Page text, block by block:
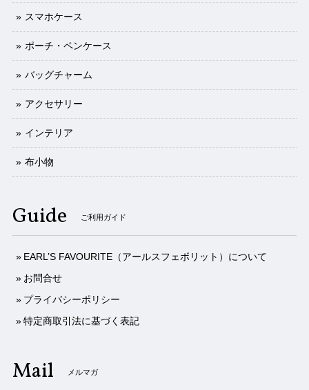
スマホケース
ポーチ・ペンケース
バッグチャーム
アクセサリー
インテリア
布小物
Guide ご利用ガイド
EARL’S FAVOURITE（アールスフェボリット）について
お問合せ
プライバシーポリシー
特定商取引法に基づく表記
Mail メルマガ